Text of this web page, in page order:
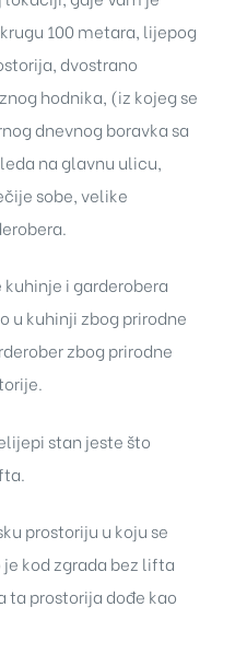
100 metara, lijepog
dvostrano
hodnika, (iz kojeg se
dnevnog boravka sa
na glavnu ulicu,
sobe, velike
i garderobera
u kuhinji zbog prirodne
zbog prirodne
stan jeste što
prostoriju u koju se
kod zgrada bez lifta
ta prostorija dođe kao